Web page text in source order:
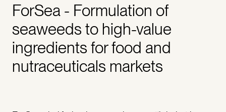
ForSea - Formulation of
seaweeds to high-value
ingredients for food and
nutraceuticals markets